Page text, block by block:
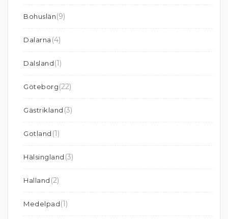
Bohuslän(9)
Dalarna (4)
Dalsland(1)
Göteborg(22)
Gästrikland (3)
Gotland (1)
Hälsingland (3)
Halland (2)
Medelpad(1)